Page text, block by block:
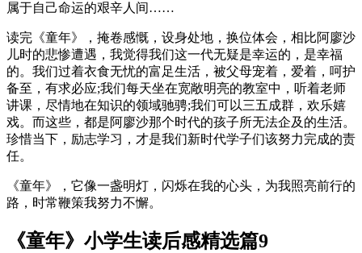
属于自己命运的艰辛人间……
读完《童年》，掩卷感慨，设身处地，换位体会，相比阿廖沙
儿时的悲惨遭遇，我觉得我们这一代无疑是幸运的，是幸福
的。我们过着衣食无忧的富足生活，被父母宠着，爱着，呵护
备至，有求必应;我们每天坐在宽敞明亮的教室中，听着老师
讲课，尽情地在知识的领域驰骋;我们可以三五成群，欢乐嬉
戏。而这些，都是阿廖沙那个时代的孩子所无法企及的生活。
珍惜当下，励志学习，才是我们新时代学子们该努力完成的责
任。
《童年》，它像一盏明灯，闪烁在我的心头，为我照亮前行的
路，时常鞭策我努力不懈。
《童年》小学生读后感精选篇9